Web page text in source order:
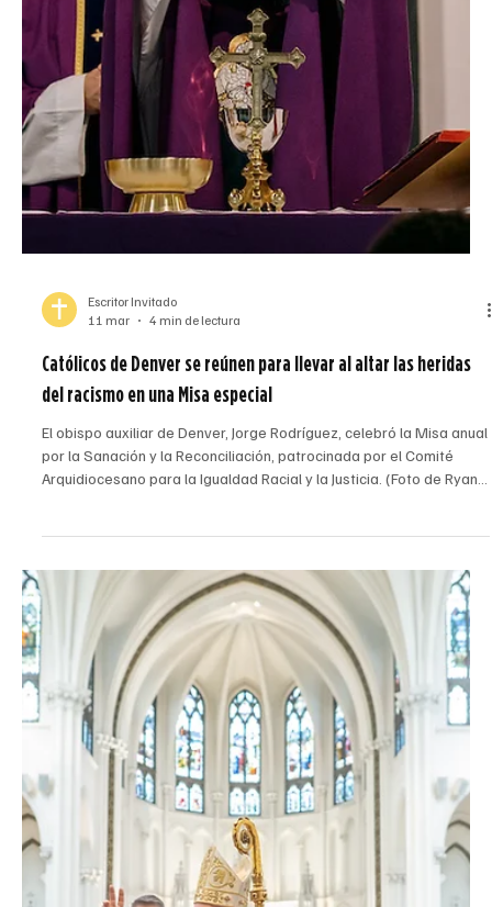
Escritor Invitado
16 mar
3 min de lectura
Una historia de amor con Dios: norte de Colorado vuelve a casa
en la Iglesia católica
parroquia Our Lady of the Valley en Windsor. (Foto por Joe
Donelson/El Pueblo Católico) Por Joe Donelson El mes pasado, la
parroquia Our Lady of the Valley en Windsor se llenó por completo
de fieles del norte de Colorado, mientras catecúmenos y sus
padrinos celebraban el Rito de Elección,